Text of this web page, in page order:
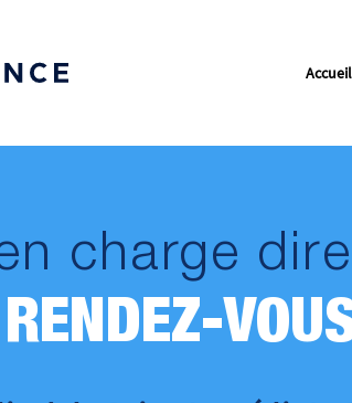
Accueil
charge